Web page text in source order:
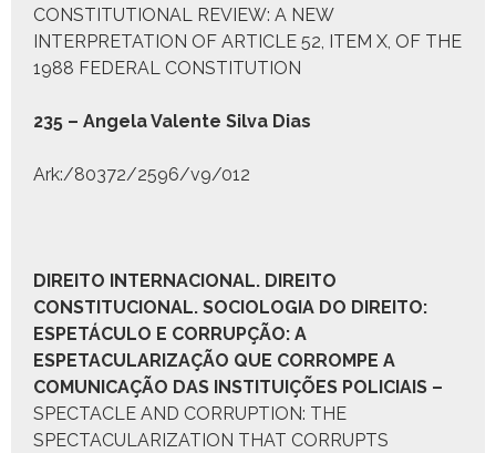
CONSTITUTIONAL REVIEW: A NEW
INTERPRETATION OF ARTICLE 52, ITEM X, OF THE
1988 FEDERAL CONSTITUTION
235 – Angela Valente Sil­va Dias
Ark:/80372/2596/v9/012
DIREITO INTERNACIONAL. DIREITO
CONSTITUCIONAL. SOCIOLOGIA DO DIREITO:
ESPETÁCULO E CORRUPÇÃO: A
ESPETACULARIZAÇÃO QUE CORROMPE A
COMUNICAÇÃO DAS INSTITUIÇÕES POLICIAIS –
SPECTACLE AND CORRUPTION: THE
SPECTACULARIZATION THAT CORRUPTS